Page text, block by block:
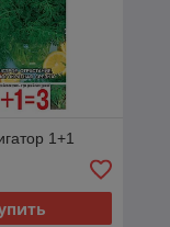
1+1